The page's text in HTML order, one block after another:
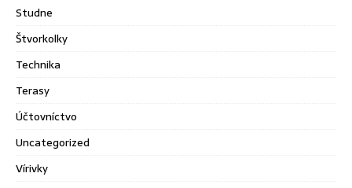
Studne
Štvorkolky
Technika
Terasy
Účtovníctvo
Uncategorized
Vírivky